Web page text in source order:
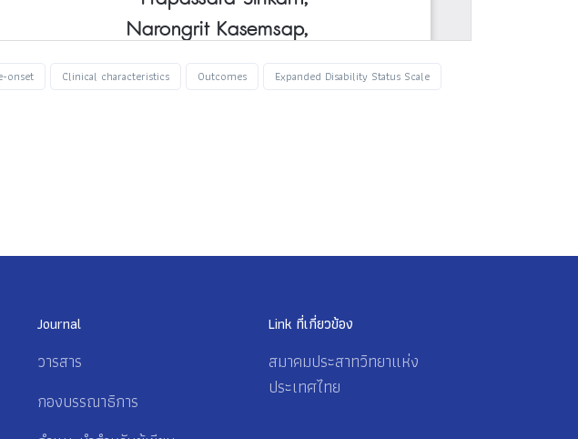
onset Clinical characteristics Outcomes
Expanded Disability Status Scale
Journal
วารสาร
กองบรรณาธิการ
Link ที่เกี่ยวข้อง
สมาคมประสาทวิทยาแห่ง
ประเทศไทย